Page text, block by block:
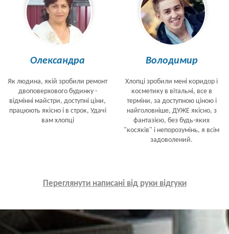
Олександра
Як людина, якій зробили ремонт
двоповерхового будинку -
відмінні майстри, доступні ціни,
працюють якісно і в строк, Удачі
вам хлопці
Володимир
Хлопці зробили мені коридор і
косметику в вітальні, все в
терміни, за доступною ціною і
найголовніше, ДУЖЕ якісно, з
фантазією, без будь-яких
"косяків" і непорозумінь, я всім
задоволений.
Переглянути написані від руки відгуки